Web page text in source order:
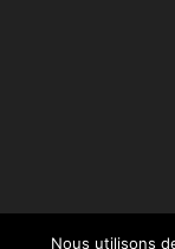
Nous utilisons